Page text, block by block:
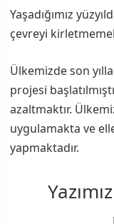
Yaşadığımız
çevreyi
Ülkemizde son
projesi
azaltmaktır.
uygulamakta ve
yapmaktadır.